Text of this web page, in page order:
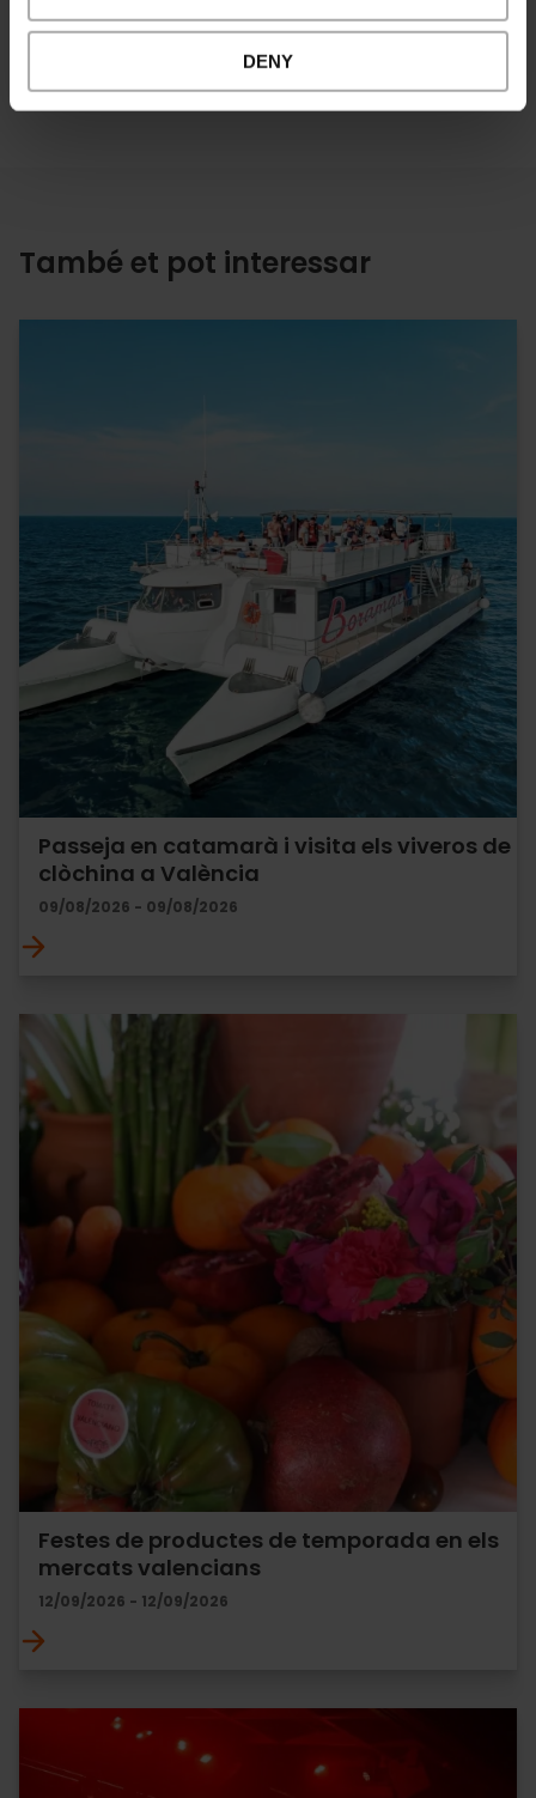
DENY
També et pot interessar
Passeja en catamarà i visita els viveros de
clòchina a València
09/08/2026 - 09/08/2026
Festes de productes de temporada en els
mercats valencians
12/09/2026 - 12/09/2026